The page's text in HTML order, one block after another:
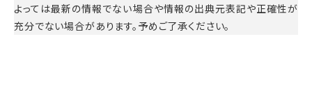
よっては最新の情報でない場合や情報の出典元表記や正確性が
充分でない場合があります。予めご了承ください。